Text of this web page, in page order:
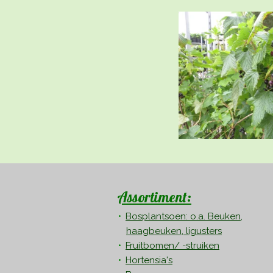
Assortiment:
Bosplantsoen: o.a. Beuken,
haagbeuken, ligusters
Fruitbomen/ -struiken
Hortensia's